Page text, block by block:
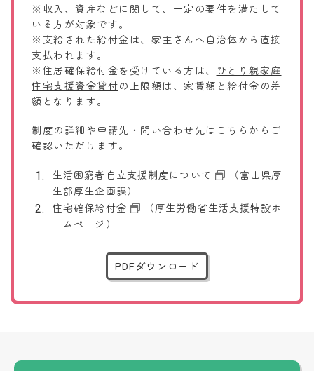
※収入、資産などに関して、一定の要件を満たして
いる方が対象です。
※支給された給付金は、家主さんへ自治体から直接
支払われます。
※住居確保給付金を受けている方は、
ひとり親家庭
住宅支援資金貸付の上限額は、家賃額と給付金の差
額となります。
制度の詳細や申請先・問い合わせ先はこちらからご
確認いただけます。
生活困窮者自立支援制度について
（富山県厚
生部厚生企画課）
住宅確保給付金
（厚生労働省生活支援特設ホ
ームページ）
PDFダウンロード